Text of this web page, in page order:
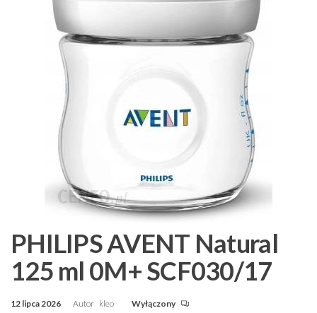
PHILIPS AVENT Natural
125 ml 0M+ SCF030/17
12 lipca 2026 Autor kleo Wyłączony